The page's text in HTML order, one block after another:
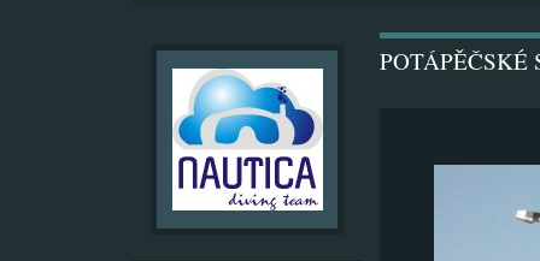
POTÁPĚČSKÉ